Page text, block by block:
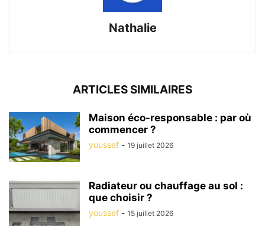
Nathalie
ARTICLES SIMILAIRES
Maison éco-responsable : par où
commencer ?
youssef - 19 juillet 2026
Radiateur ou chauffage au sol :
que choisir ?
youssef - 15 juillet 2026